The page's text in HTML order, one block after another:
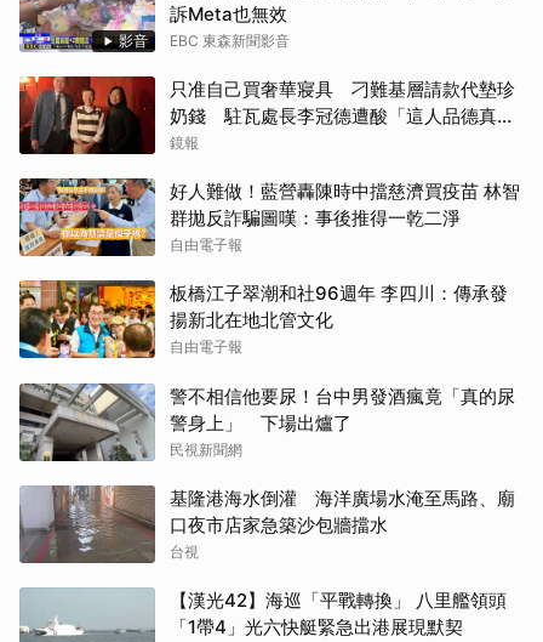
影音
訴Meta也無效
EBC 東森新聞影音
只准自己買奢華寢具 刁難基層請款代墊珍
奶錢 駐瓦處長李冠德遭酸「這人品德真的
冠軍」
鏡報
好人難做！藍營轟陳時中擋慈濟買疫苗 林智
群拋反詐騙圖嘆：事後推得一乾二淨
自由電子報
板橋江子翠潮和社96週年 李四川：傳承發
揚新北在地北管文化
自由電子報
警不相信他要尿！台中男發酒瘋竟「真的尿
警身上」 下場出爐了
民視新聞網
基隆港海水倒灌 海洋廣場水淹至馬路、廟
口夜市店家急築沙包牆擋水
台視
【漢光42】海巡「平戰轉換」 八里艦領頭
「1帶4」光六快艇緊急出港展現默契